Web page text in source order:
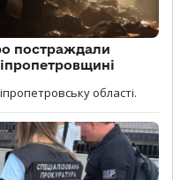
постраждали
області.